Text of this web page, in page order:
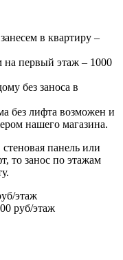
в квартиру –
на первый этаж – 1000
без заноса в
без лифта возможен и
нашего магазина.
панель или
то занос по этажам
этаж
руб/этаж